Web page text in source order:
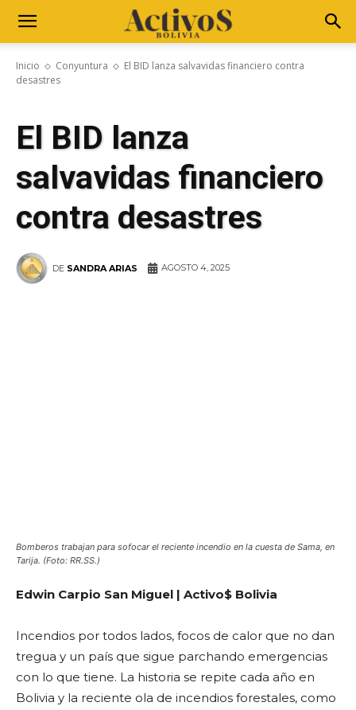
Inicio Conyuntura
El BID lanza salvavidas financiero contra
desastres
El BID lanza
salvavidas financiero
contra desastres
DE SANDRA ARIAS AGOSTO 4, 2025
Bomberos trabajan para sofocar el reciente incendio en la cuesta de Sama, en
Tarija. (Foto: RR.SS.)
Edwin Carpio San Miguel | Activo$ Bolivia
Incendios por todos lados, focos de calor que no dan
tregua y un país que sigue parchando emergencias
con lo que tiene. La historia se repite cada año en
Bolivia y la reciente ola de incendios forestales, como